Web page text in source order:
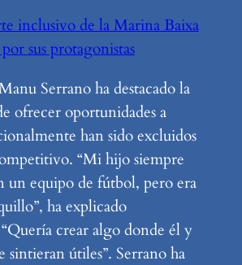
inclusivo de la Marina Baixa
sus protagonistas
Serrano ha destacado la
ofrecer oportunidades a
han sido excluidos
“Mi hijo siempre
un equipo de fútbol, pero era
ha explicado
crear algo donde él y
sintieran útiles”. Serrano ha